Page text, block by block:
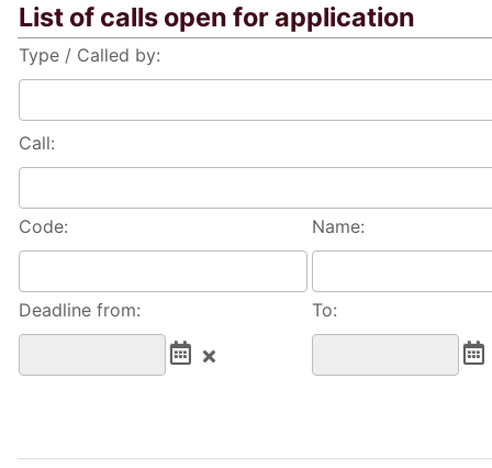
List of calls open for application
Type / Called by:
Call:
Code: Name:
Deadline from: To: